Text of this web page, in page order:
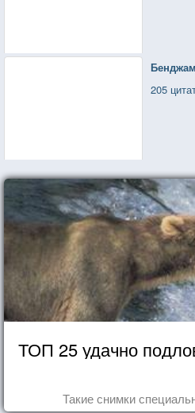
205
ТОП 25 удачно
Такие снимки